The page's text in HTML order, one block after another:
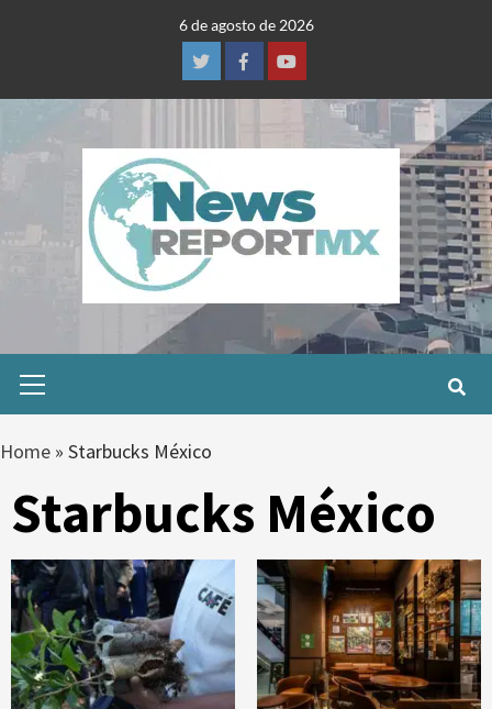
6 de agosto de 2026
TwitterFacebookYoutube
Menu
Home » Starbucks México
Starbucks México